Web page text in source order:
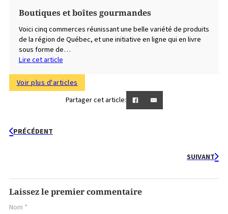
Boutiques et boîtes gourmandes
Voici cinq commerces réunissant une belle variété de produits
de la région de Québec, et une initiative en ligne qui en livre
sous forme de…
Lire cet article
Voir plus d'articles
Partager cet article:
PRÉCÉDENT
SUIVANT
Laissez le premier commentaire
Nom *